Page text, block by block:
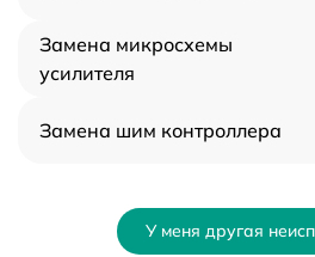
Замена микросхемы
усилителя
Замена шим контроллера
У меня другая